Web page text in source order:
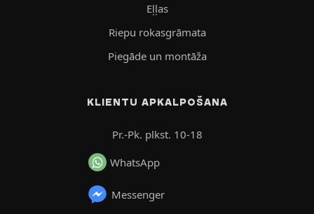
Eļļas
Riepu rokasgrāmata
Piegāde un montāža
KLIENTU APKALPOŠANA
Pr.-Pk. plkst. 10-18
WhatsApp
Messenger